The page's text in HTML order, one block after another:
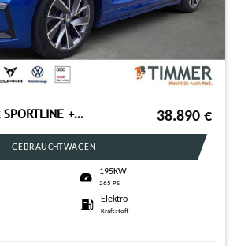
SKODA Enyaq 80x SPORTLINE +WÄPU +MATRIX +RKAM +NAVI +S 38.890 €
GEBRAUCHTWAGEN
195KW
265 PS
Elektro
Kraftstoff